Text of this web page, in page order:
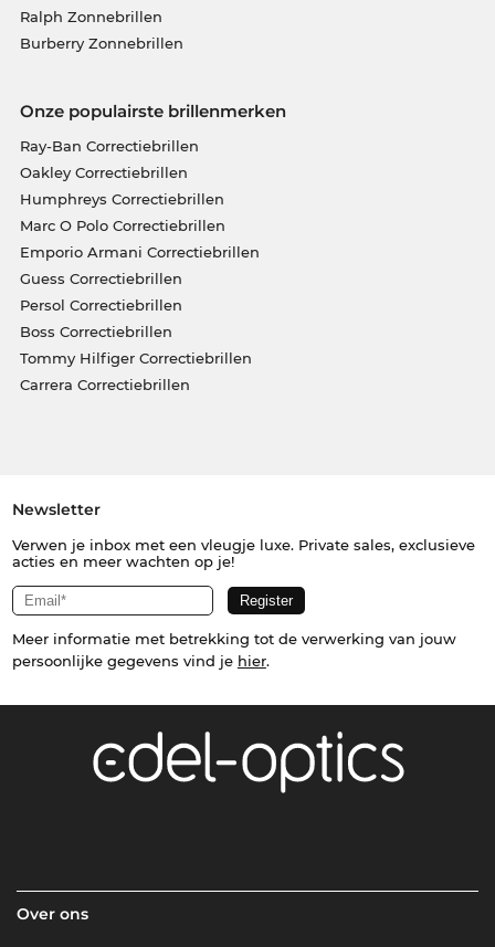
Ralph Zonnebrillen
Burberry Zonnebrillen
Onze populairste brillenmerken
Ray-Ban Correctiebrillen
Oakley Correctiebrillen
Humphreys Correctiebrillen
Marc O Polo Correctiebrillen
Emporio Armani Correctiebrillen
Guess Correctiebrillen
Persol Correctiebrillen
Boss Correctiebrillen
Tommy Hilfiger Correctiebrillen
Carrera Correctiebrillen
Newsletter
Verwen je inbox met een vleugje luxe. Private sales, exclusieve
acties en meer wachten op je!
Meer informatie met betrekking tot de verwerking van jouw
persoonlijke gegevens vind je hier.
Over ons